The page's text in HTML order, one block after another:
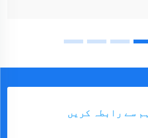
ہم سے رابطہ کریں